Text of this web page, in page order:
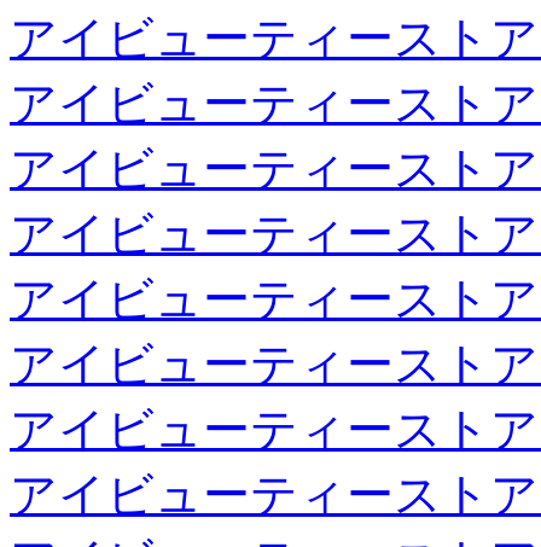
アイビューティースト
アイビューティースト
アイビューティースト
アイビューティースト
アイビューティースト
アイビューティースト
アイビューティースト
アイビューティースト